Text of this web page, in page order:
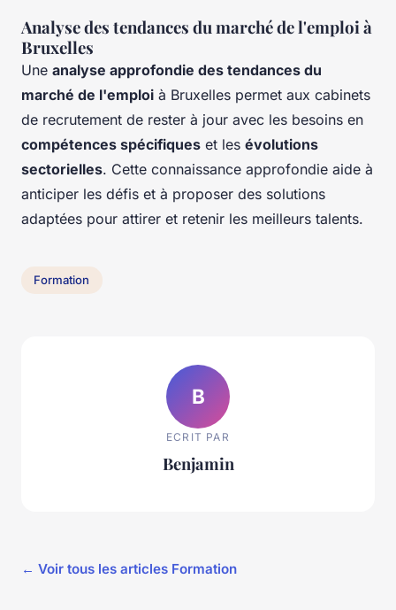
Analyse des tendances du marché de l'emploi à
Bruxelles
Une analyse approfondie des tendances du
marché de l'emploi à Bruxelles permet aux cabinets
de recrutement de rester à jour avec les besoins en
compétences spécifiques et les évolutions
sectorielles. Cette connaissance approfondie aide à
anticiper les défis et à proposer des solutions
adaptées pour attirer et retenir les meilleurs talents.
Formation
B
ECRIT PAR
Benjamin
← Voir tous les articles Formation